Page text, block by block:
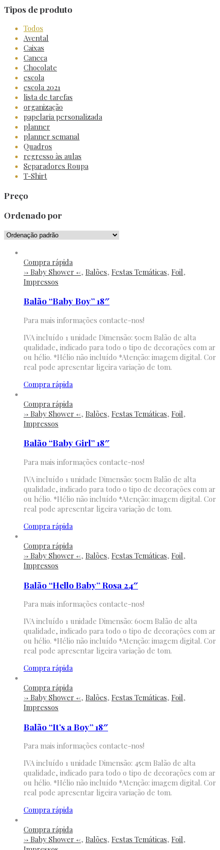
Tipos de produto
Todos
Avental
Caixas
Caneca
Chocolate
escola
escola 2021
lista de tarefas
organização
papelaria personalizada
planner
planner semanal
Quadros
regresso às aulas
Separadores Roupa
T-Shirt
Preço
Ordenado por
Compra rápida
-> Baby Shower <-, Balões, Festas Temáticas, Foil,
Impressos
Balão “Baby Boy” 18″
Para mais informações contacte-nos!
IVA incluído 1 unidade Dimensão: 50cm Balão de alta
qualidade, indicado para todo o tipo de decorações com ar
ou hélio. *Hélio não incluído *Atenção: imagem digital. Cor
real pode apresentar ligeira variação de tom.
Compra rápida
Compra rápida
-> Baby Shower <-, Balões, Festas Temáticas, Foil,
Impressos
Balão “Baby Girl” 18″
Para mais informações contacte-nos!
IVA incluído 1 unidade Dimensão: 50cm Balão de alta
qualidade, indicado para todo o tipo de decorações com ar
ou hélio. *Hélio não incluído *Atenção: imagem digital. Cor
real pode apresentar ligeira variação de tom.
Compra rápida
Compra rápida
-> Baby Shower <-, Balões, Festas Temáticas, Foil,
Impressos
Balão “Hello Baby” Rosa 24″
Para mais informações contacte-nos!
IVA incluído 1 unidade Dimensão: 60cm Balão de alta
qualidade, indicado para todo o tipo de decorações com ar
ou hélio. *Hélio não incluído *Atenção: imagem digital. Cor
real pode apresentar ligeira variação de tom.
Compra rápida
Compra rápida
-> Baby Shower <-, Balões, Festas Temáticas, Foil,
Impressos
Balão “It’s a Boy” 18″
Para mais informações contacte-nos!
IVA incluído 1 unidade Dimensão: 45cm Balão de alta
qualidade, indicado para todo o tipo de decorações com ar
ou hélio. *Hélio não incluído *Atenção: imagem digital. Cor
real pode apresentar ligeira variação de tom.
Compra rápida
Compra rápida
-> Baby Shower <-, Balões, Festas Temáticas, Foil,